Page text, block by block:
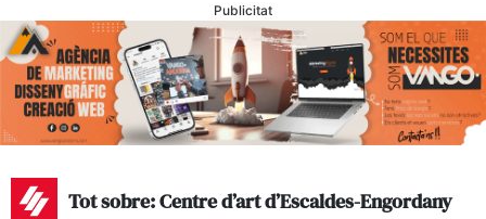
Publicitat
Tot sobre: Centre d’art d’Escaldes-Engordany